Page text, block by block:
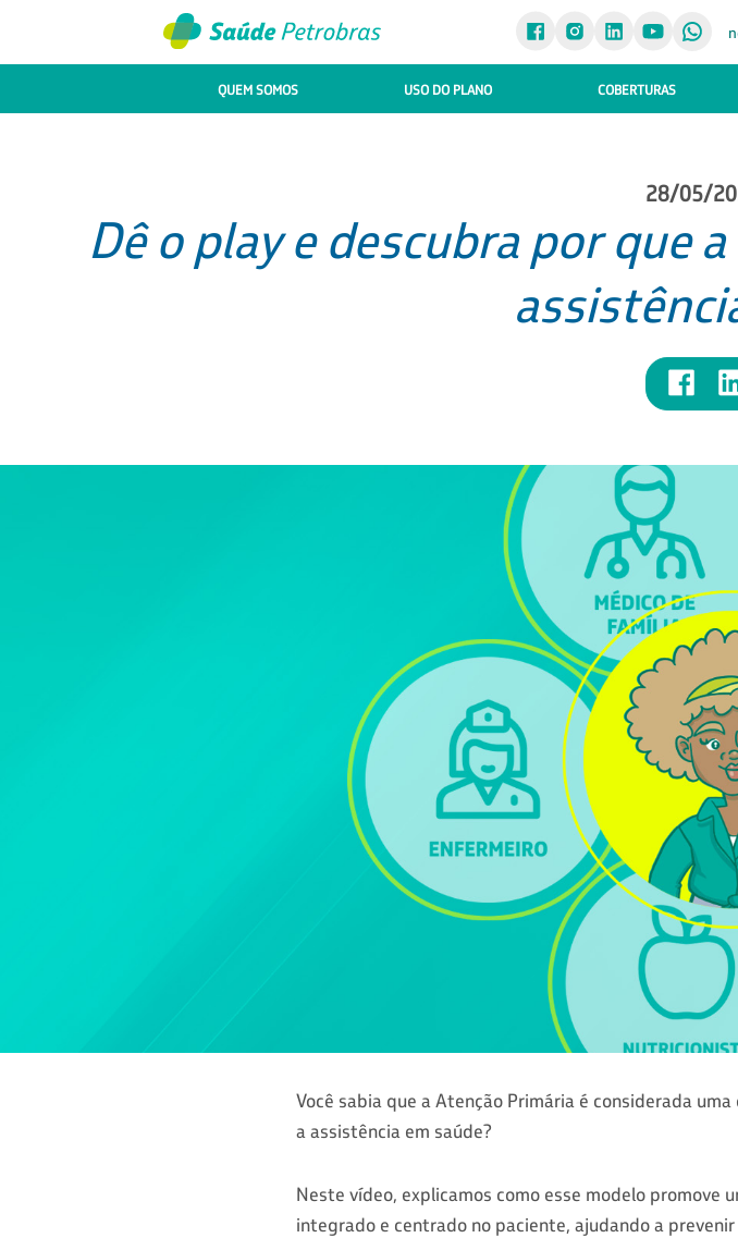
QUEM SOMOS USO DO PLANO COBERTURAS
28/05/
Dê o play e descubra por que
Você sabia que a Atenção Primária é considerada
a assistência em saúde?
Neste vídeo, explicamos como esse modelo promove
integrado e centrado no paciente, ajudando a